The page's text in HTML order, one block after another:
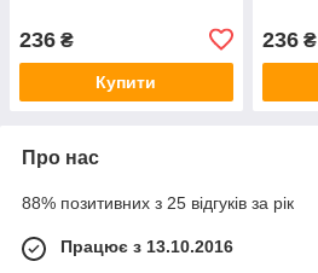
236 ₴
Купити
236₴
Про нас
88% позитивних з 25 відгуків за рік
Працює з 13.10.2016